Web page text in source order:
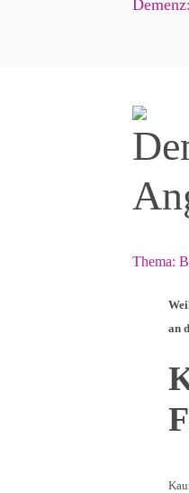
Thema:
an